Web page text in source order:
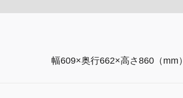
幅609×奥行662×高さ860（mm）